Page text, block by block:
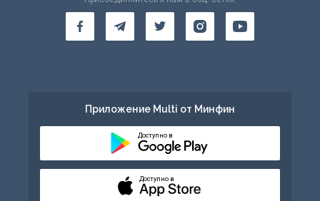
Приложение Multi от Минфин
Доступно в
Доступно в